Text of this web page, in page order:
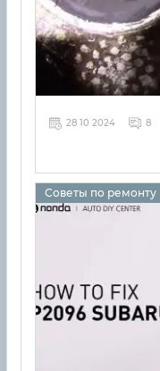
28 10 2024 8
Советы по ремонту